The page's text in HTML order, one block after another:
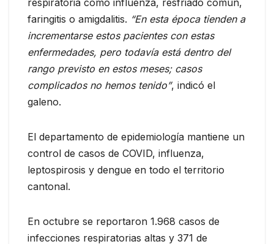
faringitis o amigdalitis. “En esta época tienden a
incrementarse estos pacientes con estas
enfermedades, pero todavía está dentro del
rango previsto en estos meses; casos
complicados no hemos tenido”, indicó el
galeno.
El departamento de epidemiología mantiene un
control de casos de COVID, influenza,
leptospirosis y dengue en todo el territorio
cantonal.
En octubre se reportaron 1.968 casos de
infecciones respiratorias altas y 371 de